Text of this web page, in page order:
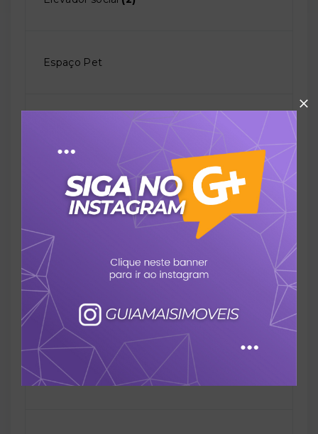
Espaço Pet
Infra p/ carga carro elet
Interfone
Permite animais
Piscina adulto